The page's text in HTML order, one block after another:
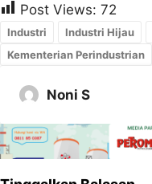
Post Views: 72
Industri Industri Hijau
Kementerian Perindustrian
Noni S